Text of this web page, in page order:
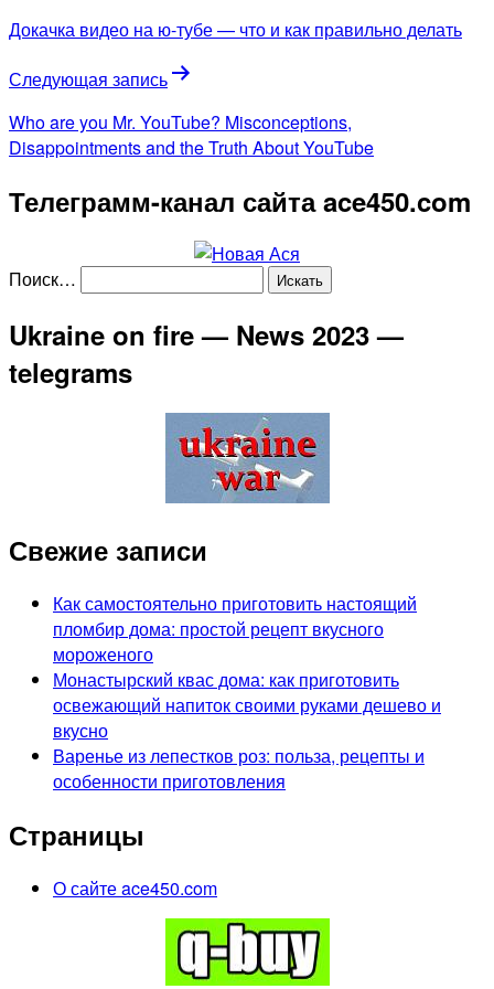
Докачка видео на ю-тубе — что и как правильно делать
Следующая запись
Who are you Mr. YouTube? Misconceptions,
Disappointments and the Truth About YouTube
Телеграмм-канал сайта ace450.com
Поиск…
Ukraine on fire — News 2023 —
telegrams
Свежие записи
Как самостоятельно приготовить настоящий
пломбир дома: простой рецепт вкусного
мороженого
Монастырский квас дома: как приготовить
освежающий напиток своими руками дешево и
вкусно
Варенье из лепестков роз: польза, рецепты и
особенности приготовления
Страницы
О сайте ace450.com